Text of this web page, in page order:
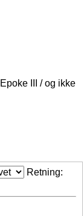
III / og ikke
Retning: